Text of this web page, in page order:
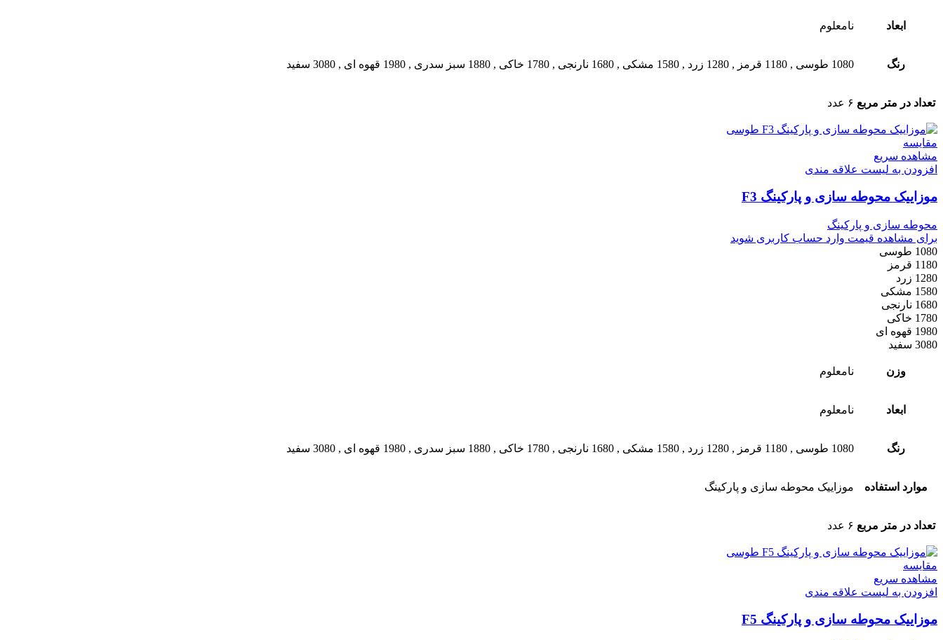
ابعاد نامعلوم
رنگ 1080 طوسی , 1180 قرمز , 1280 زرد , 1580 مشکی , 1680 نارنجی , 1780 خاکی , 1880 سبز سدری , 1980 قهوه ای , 3080 سفید
تعداد در متر مربع ۶ عدد
مقایسه
مشاهده سریع
افزودن به لیست علاقه مندی
موزاییک محوطه سازی و پارکینگ F3
محوطه سازی و پارکینگ
برای مشاهده قیمت وارد حساب کاربری شوید
1080 طوسی
1180 قرمز
1280 زرد
1580 مشکی
1680 نارنجی
1780 خاکی
1980 قهوه ای
3080 سفید
وزن نامعلوم
ابعاد نامعلوم
رنگ 1080 طوسی , 1180 قرمز , 1280 زرد , 1580 مشکی , 1680 نارنجی , 1780 خاکی , 1880 سبز سدری , 1980 قهوه ای , 3080 سفید
موارد استفاده موزاییک محوطه سازی و پارکینگ
تعداد در متر مربع ۶ عدد
مقایسه
مشاهده سریع
افزودن به لیست علاقه مندی
موزاییک محوطه سازی و پارکینگ F5